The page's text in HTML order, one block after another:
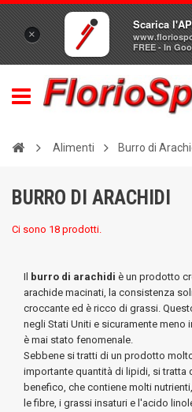
×
Scarica
FREE - In
Alimenti Burro di
BURRO DI ARACHIDI
Ci sono 18 prodotti.
Il burro di arachidi è un prodotto
arachide macinati, la consistenza
croccante ed è ricco di grassi.
negli Stati Uniti e sicuramente meno
è mai stato fenomenale.
Sebbene si tratti di un prodotto
importante quantità di lipidi, si tratta
benefico, che contiene molti
le fibre, i grassi insaturi e l'acido